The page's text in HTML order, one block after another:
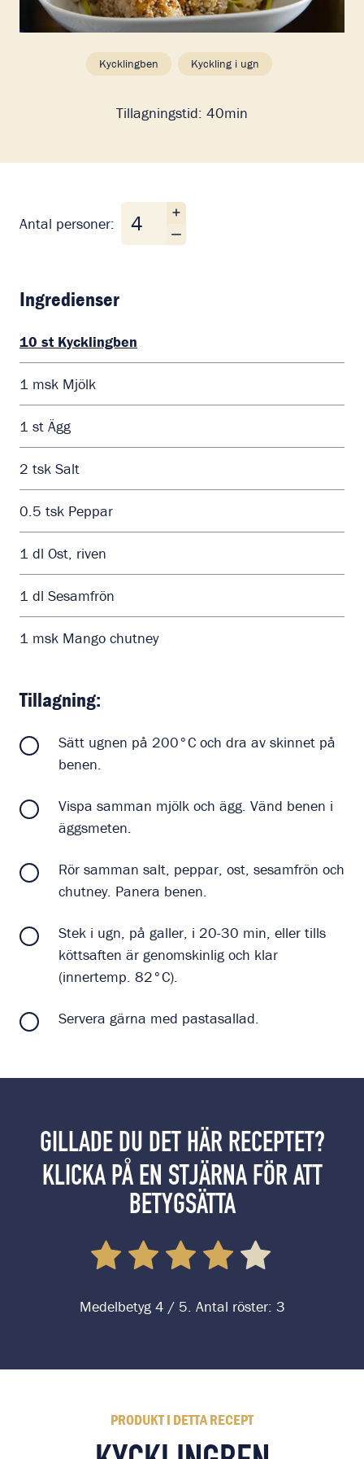
Kycklingben Kyckling i ugn
Tillagningstid: 40min
Antal personer:
Antal personer
Ingredienser
10 st Kycklingben
1 msk Mjölk
1 st Ägg
2 tsk Salt
0.5 tsk Peppar
1 dl Ost, riven
1 dl Sesamfrön
1 msk Mango chutney
Tillagning:
Sätt ugnen på 200°C och dra av skinnet på
benen.
Vispa samman mjölk och ägg. Vänd benen i
äggsmeten.
Rör samman salt, peppar, ost, sesamfrön och
chutney. Panera benen.
Stek i ugn, på galler, i 20-30 min, eller tills
köttsaften är genomskinlig och klar
(innertemp. 82°C).
Servera gärna med pastasallad.
GILLADE DU DET HÄR RECEPTET?
KLICKA PÅ EN STJÄRNA FÖR ATT
BETYGSÄTTA
Medelbetyg 4 / 5. Antal röster: 3
PRODUKT I DETTA RECEPT